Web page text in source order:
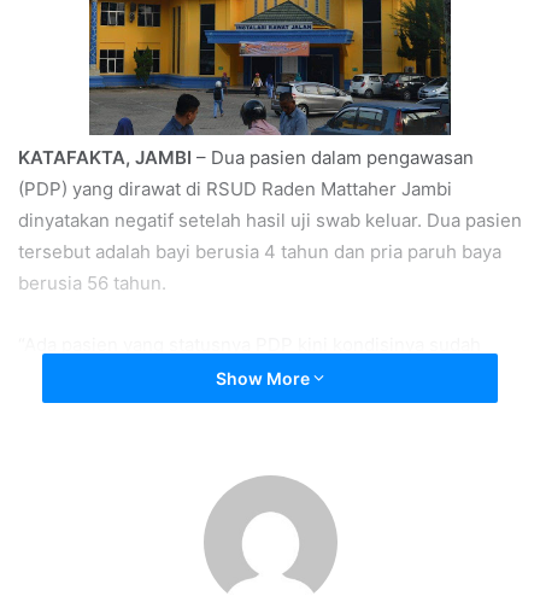
KATAFAKTA, JAMBI – Dua pasien dalam pengawasan
(PDP) yang dirawat di RSUD Raden Mattaher Jambi
dinyatakan negatif setelah hasil uji swab keluar. Dua pasien
tersebut adalah bayi berusia 4 tahun dan pria paruh baya
berusia 56 tahun.
membaik, mereka adalah seorang bayi perempuan usia 4
tahun dan lelaki usia 56 tahun. Kedua pasien itu sempat
dan dinyatakan hasilnya negatif virus Corona,” kata Juru
Bicara Pemprov Jambi terkait COVID-19, Johansyah, Jumat
Show More